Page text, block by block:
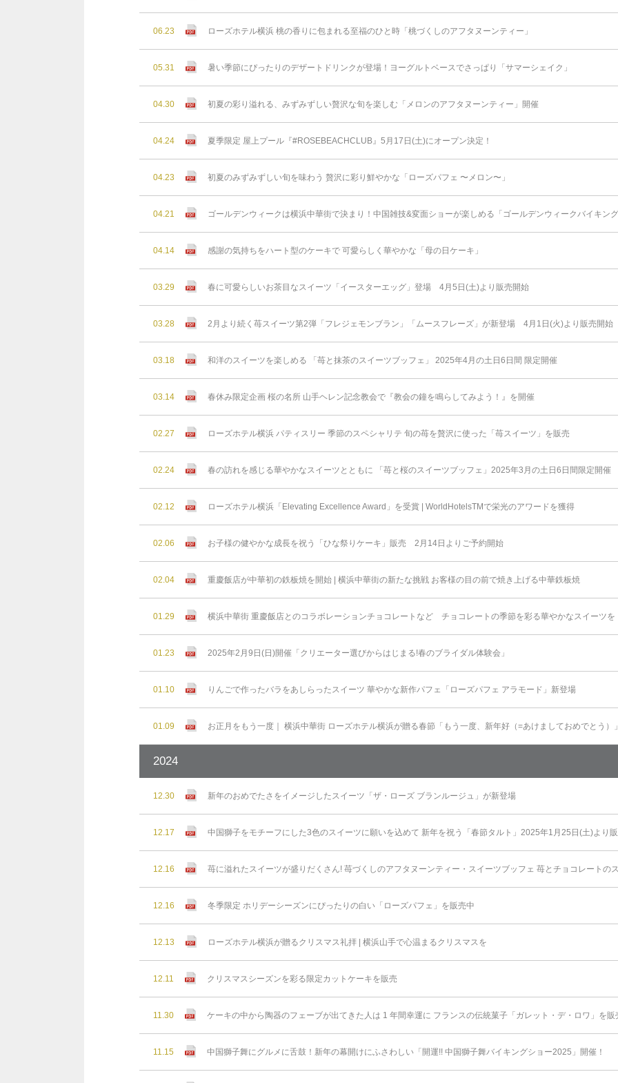
06.23 ローズホテル横浜 桃の香りに包まれる至福のひと時「桃づくしのアフタヌーンティー」
05.31 暑い季節にぴったりのデザートドリンクが登場！ヨーグルトベースでさっぱり「サマーシェイク」
04.30 初夏の彩り溢れる、みずみずしい贅沢な旬を楽しむ「メロンのアフタヌーンティー」開催
04.24 夏季限定 屋上プール『#ROSEBEACHCLUB』5月17日(土)にオープン決定！
04.23 初夏のみずみずしい旬を味わう 贅沢に彩り鮮やかな「ローズパフェ 〜メロン〜」
04.21 ゴールデンウィークは横浜中華街で決まり！中国雑技&変面ショーが楽しめる「ゴールデンウィークバイキン
04.14 感謝の気持ちをハート型のケーキで 可愛らしく華やかな「母の日ケーキ」
03.29 春に可愛らしいお茶目なスイーツ「イースターエッグ」登場 4月5日(土)より販売開始
03.28 2月より続く苺スイーツ第2弾「フレジェモンブラン」「ムースフレーズ」が新登場 4月1日(火)より販売開始
03.18 和洋のスイーツを楽しめる 「苺と抹茶のスイーツブッフェ」 2025年4月の土日6日間 限定開催
03.14 春休み限定企画 桜の名所 山手ヘレン記念教会で『教会の鐘を鳴らしてみよう！』を開催
02.27 ローズホテル横浜 パティスリー 季節のスペシャリテ 旬の苺を贅沢に使った「苺スイーツ」を販売
02.24 春の訪れを感じる華やかなスイーツとともに 「苺と桜のスイーツブッフェ」2025年3月の土日6日間限定開催
02.12 ローズホテル横浜「Elevating Excellence Award」を受賞 | WorldHotelsTMで栄光のアワードを獲得
02.06 お子様の健やかな成⻑を祝う「ひな祭りケーキ」販売 2月14日よりご予約開始
02.04 重慶飯店が中華初の鉄板焼を開始 | 横浜中華街の新たな挑戦 お客様の目の前で焼き上げる中華鉄板焼
01.29 横浜中華街 重慶飯店とのコラボレーションチョコレートなど チョコレートの季節を彩る華やかなスイーツを
01.23 2025年2月9日(日)開催「クリエーター選びからはじまる!春のブライダル体験会」
01.10 りんごで作ったバラをあしらったスイーツ 華やかな新作パフェ「ローズパフェ アラモード」新登場
01.09 お正月をもう一度｜ 横浜中華街 ローズホテル横浜が贈る春節「もう一度、新年好（=あけましておめでとう）
2024
12.30 新年のおめでたさをイメージしたスイーツ「ザ・ローズ ブランルージュ」が新登場
12.17 中国獅子をモチーフにした3色のスイーツに願いを込めて 新年を祝う「春節タルト」2025年1月25日(土)より
12.16 苺に溢れたスイーツが盛りだくさん! 苺づくしのアフタヌーンティー・スイーツブッフェ 苺とチョコレートの
12.16 冬季限定 ホリデーシーズンにぴったりの白い「ローズパフェ」を販売中
12.13 ローズホテル横浜が贈るクリスマス礼拝 | 横浜山手で心温まるクリスマスを
12.11 クリスマスシーズンを彩る限定カットケーキを販売
11.30 ケーキの中から陶器のフェーブが出てきた人は 1 年間幸運に フランスの伝統菓子「ガレット・デ・ロワ」を販
11.15 中国獅子舞にグルメに舌鼓！新年の幕開けにふさわしい「開運!! 中国獅子舞バイキングショー2025」開催！